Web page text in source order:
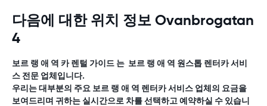
다음에 대한 위치 정보 Ovanbrogatan
4
보르 랭 애 역 카 렌털 가이드 는 보르 랭 애 역 원스톱 렌터카 서비
스 전문 업체입니다.
우리는 대부분의 주요 보르 랭 애 역 렌터카 서비스 업체의 요금을
보여드리며 귀하는 실시간으로 차를 선택하고 예약하실 수 있습니